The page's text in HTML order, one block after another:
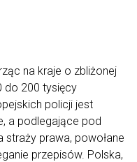
na kraje o zbliżonej
do 200 tysięcy
policji jest
a podlegające pod
straży prawa, powołane
przepisów. Polska,